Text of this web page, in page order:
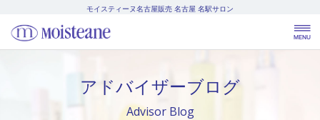
モイスティーヌ名古屋販売 名古屋 名駅サロン
アドバイザーブログ
Advisor Blog